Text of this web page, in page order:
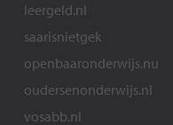
leergeld.nl
saarisnietgek
openbaaronderwijs.nu
oudersenonderwijs.nl
vosabb.nl